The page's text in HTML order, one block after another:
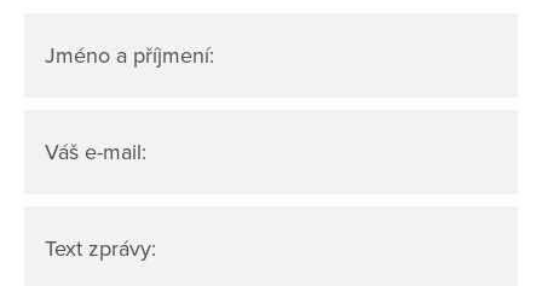
Jméno a příjmení:
Váš e-mail:
Text zprávy: